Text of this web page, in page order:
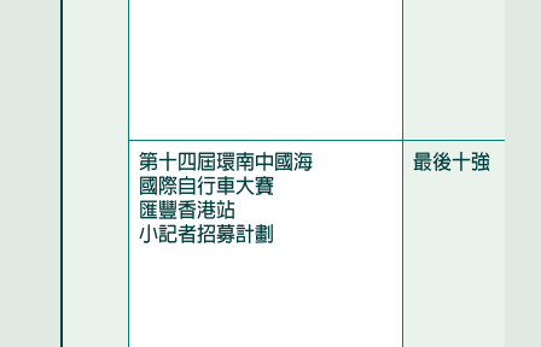
第十四屆環南中國海
國際自行車大賽
匯豐香港站
小記者招募計劃
最後十強